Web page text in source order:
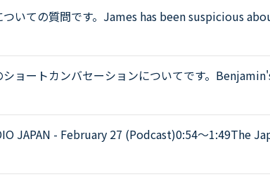
いての質問です。James has been suspicious
「 Frankly, I don't know why you are still going
...
ョートカンバセーションについてです。
was busy having a meeting. Benjamin
sai...
1:49The Japanese government is
measures to prop up the tourist industry and
of a ne...